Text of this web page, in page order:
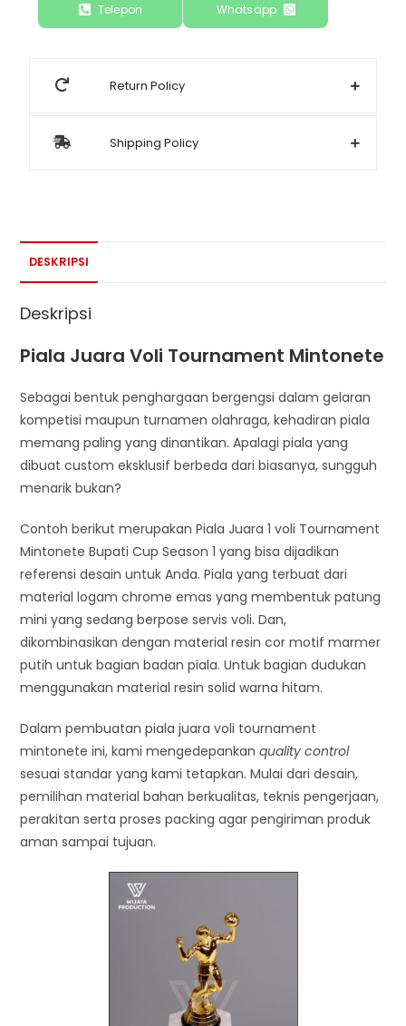
Telepon Whatsapp
Return Policy
Shipping Policy
DESKRIPSI
Deskripsi
Piala Juara Voli Tournament Mintonete
Sebagai bentuk penghargaan bergengsi dalam gelaran
kompetisi maupun turnamen olahraga, kehadiran piala
memang paling yang dinantikan. Apalagi piala yang
dibuat custom eksklusif berbeda dari biasanya, sungguh
menarik bukan?
Contoh berikut merupakan Piala Juara 1 voli Tournament
Mintonete Bupati Cup Season 1 yang bisa dijadikan
referensi desain untuk Anda. Piala yang terbuat dari
material logam chrome emas yang membentuk patung
mini yang sedang berpose servis voli. Dan,
dikombinasikan dengan material resin cor motif marmer
putih untuk bagian badan piala. Untuk bagian dudukan
menggunakan material resin solid warna hitam.
Dalam pembuatan piala juara voli tournament
mintonete ini, kami mengedepankanquality control
sesuai standar yang kami tetapkan. Mulai dari desain,
pemilihan material bahan berkualitas, teknis pengerjaan,
perakitan serta proses packing agar pengiriman produk
aman sampai tujuan.